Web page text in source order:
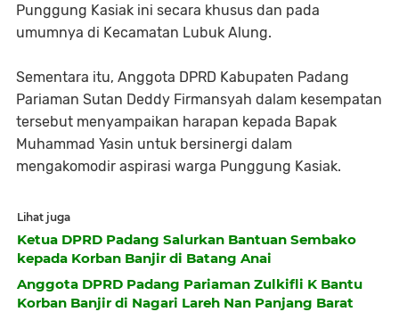
Punggung Kasiak ini secara khusus dan pada
umumnya di Kecamatan Lubuk Alung.
Sementara itu, Anggota DPRD Kabupaten Padang
Pariaman Sutan Deddy Firmansyah dalam kesempatan
tersebut menyampaikan harapan kepada Bapak
Muhammad Yasin untuk bersinergi dalam
mengakomodir aspirasi warga Punggung Kasiak.
Lihat juga
Ketua DPRD Padang Salurkan Bantuan Sembako
kepada Korban Banjir di Batang Anai
Anggota DPRD Padang Pariaman Zulkifli K Bantu
Korban Banjir di Nagari Lareh Nan Panjang Barat